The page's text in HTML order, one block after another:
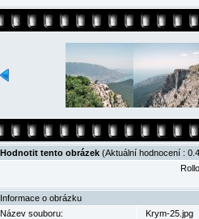
Hodnotit tento obrázek (Aktuální hodnocení :
Informace o obrázku
Název souboru:
Krym-25.jpg